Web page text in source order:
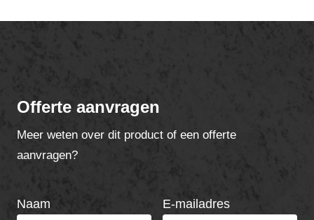
Offerte aanvragen
Meer weten over dit product of een offerte
aanvragen?
Naam E-mailadres